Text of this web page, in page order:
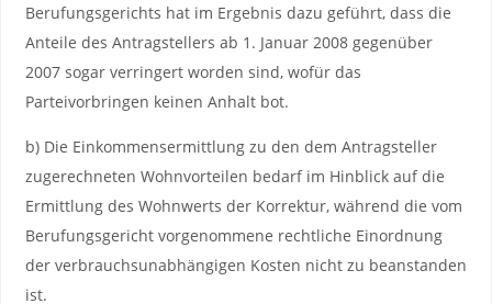
Berufungsgerichts hat im Ergebnis dazu geführt, dass die
Anteile des Antragstellers ab 1. Januar 2008 gegenüber
2007 sogar verringert worden sind, wofür das
Parteivorbringen keinen Anhalt bot.
b) Die Einkommensermittlung zu den dem Antragsteller
zugerechneten Wohnvorteilen bedarf im Hinblick auf die
Ermittlung des Wohnwerts der Korrektur, während die vom
Berufungsgericht vorgenommene rechtliche Einordnung
der verbrauchsunabhängigen Kosten nicht zu beanstanden
ist.